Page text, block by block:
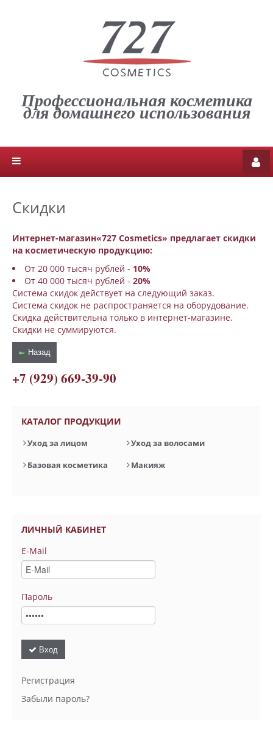
Профессиональная косметика
для домашнего использования
Скидки
Интернет-магазин«727 Cosmetics» предлагает скидки
на косметическую продукцию:
От 20 000 тысяч рублей - 10%
От 40 000 тысяч рублей - 20%
Система скидок действует на следующий заказ.
Система скидок не распространяется на оборудование.
Скидка действительна только в интернет-магазине.
Скидки не суммируются.
Назад
+7 (929) 669-39-90
КАТАЛОГ ПРОДУКЦИИ
Уход за лицом
Уход за волосами
Базовая косметика
Макияж
ЛИЧНЫЙ КАБИНЕТ
E-Mail
Пароль
Вход
Регистрация
Забыли пароль?